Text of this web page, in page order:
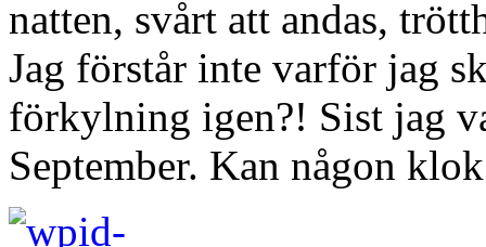
natten, svårt att andas,
Jag förstår inte varför jag
förkylning igen?! Sist jag
September. Kan någon